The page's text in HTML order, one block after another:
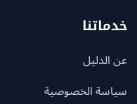
الخصوصية